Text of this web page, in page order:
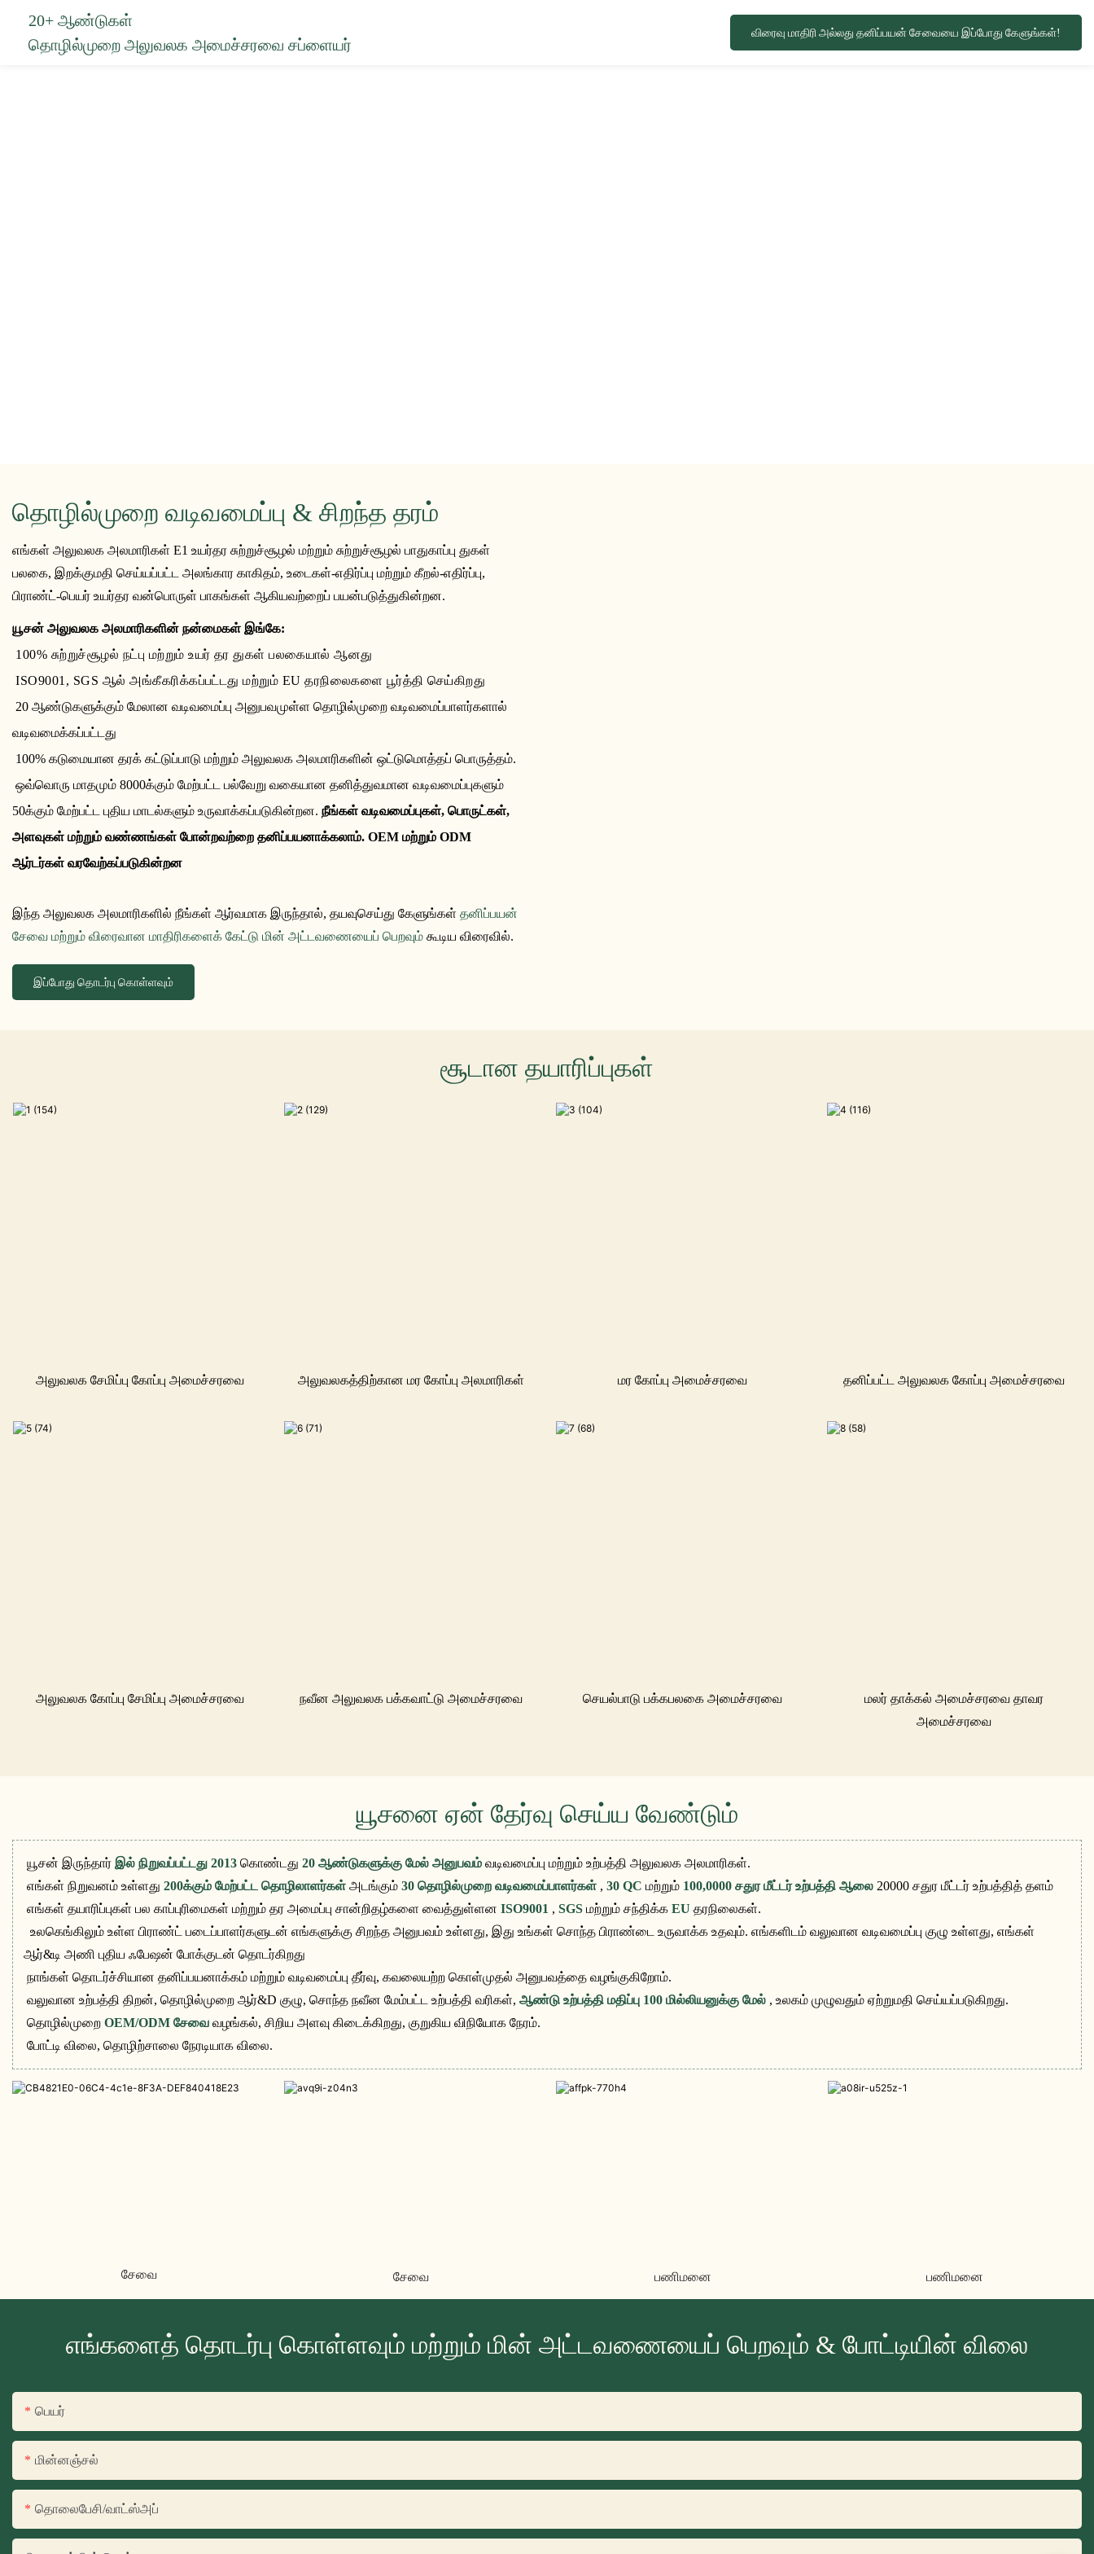
20+ ஆண்டுகள்
தொழில்முறை அலுவலக அமைச்சரவை சப்ளையர்
விரைவு மாதிரி அல்லது தனிப்பயன் சேவையை இப்போது கேளுங்கள்!
தொழில்முறை வடிவமைப்பு & சிறந்த தரம்
எங்கள் அலுவலக அலமாரிகள் E1 உயர்தர சுற்றுச்சூழல் மற்றும் சுற்றுச்சூழல் பாதுகாப்பு துகள்
பலகை, இறக்குமதி செய்யப்பட்ட அலங்கார காகிதம், உடைகள்-எதிர்ப்பு மற்றும் கீறல்-எதிர்ப்பு,
பிராண்ட்-பெயர் உயர்தர வன்பொருள் பாகங்கள் ஆகியவற்றைப் பயன்படுத்துகின்றன.
யூசன் அலுவலக அலமாரிகளின் நன்மைகள் இங்கே:
100% சுற்றுச்சூழல் நட்பு மற்றும் உயர் தர துகள் பலகையால் ஆனது
ISO9001, SGS ஆல் அங்கீகரிக்கப்பட்டது மற்றும் EU தரநிலைகளை பூர்த்தி செய்கிறது
20 ஆண்டுகளுக்கும் மேலான வடிவமைப்பு அனுபவமுள்ள தொழில்முறை வடிவமைப்பாளர்களால்
வடிவமைக்கப்பட்டது
100% கடுமையான தரக் கட்டுப்பாடு மற்றும் அலுவலக அலமாரிகளின் ஒட்டுமொத்தப் பொருத்தம்.
ஒவ்வொரு மாதமும் 8000க்கும் மேற்பட்ட பல்வேறு வகையான தனித்துவமான வடிவமைப்புகளும்
50க்கும் மேற்பட்ட புதிய மாடல்களும் உருவாக்கப்படுகின்றன. நீங்கள் வடிவமைப்புகள், பொருட்கள்,
அளவுகள் மற்றும் வண்ணங்கள் போன்றவற்றை தனிப்பயனாக்கலாம். OEM மற்றும் ODM
ஆர்டர்கள் வரவேற்கப்படுகின்றன
இந்த அலுவலக அலமாரிகளில் நீங்கள் ஆர்வமாக இருந்தால், தயவுசெய்து கேளுங்கள் தனிப்பயன்
சேவை மற்றும் விரைவான மாதிரிகளைக் கேட்டு மின் அட்டவணையைப் பெறவும் கூடிய விரைவில்.
இப்போது தொடர்பு கொள்ளவும்
சூடான தயாரிப்புகள்
அலுவலக சேமிப்பு கோப்பு அமைச்சரவை அலுவலகத்திற்கான மர கோப்பு அலமாரிகள் மர கோப்பு அமைச்சரவை தனிப்பட்ட அலுவலக கோப்பு அமைச்சரவை
அலுவலக கோப்பு சேமிப்பு அமைச்சரவை நவீன அலுவலக பக்கவாட்டு அமைச்சரவை செயல்பாடு பக்கபலகை அமைச்சரவை
மலர் தாக்கல் அமைச்சரவை தாவர
அமைச்சரவை
யூசனை ஏன் தேர்வு செய்ய வேண்டும்
யூசன் இருந்தார்இல் நிறுவப்பட்டது 2013கொண்டது20 ஆண்டுகளுக்கு மேல் அனுபவம்வடிவமைப்பு மற்றும் உற்பத்தி அலுவலக அலமாரிகள்.
எங்கள் நிறுவனம் உள்ளது200க்கும் மேற்பட்ட தொழிலாளர்கள்அடங்கும்30 தொழில்முறை வடிவமைப்பாளர்கள் ,30 QCமற்றும் 100,0000 சதுர மீட்டர் உற்பத்தி ஆலை20000 சதுர மீட்டர் உற்பத்தித் தளம்
எங்கள் தயாரிப்புகள் பல காப்புரிமைகள் மற்றும் தர அமைப்பு சான்றிதழ்களை வைத்துள்ளனISO9001 ,SGSமற்றும் சந்திக்கEUதரநிலைகள்.
உலகெங்கிலும் உள்ள பிராண்ட் படைப்பாளர்களுடன் எங்களுக்கு சிறந்த அனுபவம் உள்ளது, இது உங்கள் சொந்த பிராண்டை உருவாக்க உதவும். எங்களிடம் வலுவான வடிவமைப்பு குழு உள்ளது, எங்கள்
ஆர்&டி அணி புதிய ஃபேஷன் போக்குடன் தொடர்கிறது
நாங்கள் தொடர்ச்சியான தனிப்பயனாக்கம் மற்றும் வடிவமைப்பு தீர்வு, கவலையற்ற கொள்முதல் அனுபவத்தை வழங்குகிறோம்.
வலுவான உற்பத்தி திறன், தொழில்முறை ஆர்&D குழு, சொந்த நவீன மேம்பட்ட உற்பத்தி வரிகள்,ஆண்டு உற்பத்தி மதிப்பு 100 மில்லியனுக்கு மேல் , உலகம் முழுவதும் ஏற்றுமதி செய்யப்படுகிறது.
தொழில்முறைOEM/ODM சேவைவழங்கல், சிறிய அளவு கிடைக்கிறது, குறுகிய விநியோக நேரம்.
போட்டி விலை, தொழிற்சாலை நேரடியாக விலை.
சேவை சேவை பணிமனை பணிமனை
எங்களைத் தொடர்பு கொள்ளவும் மற்றும் மின் அட்டவணையைப் பெறவும் & போட்டியின் விலை
பெயர்
மின்னஞ்சல்
தொலைபேசி/வாட்ஸ்அப்